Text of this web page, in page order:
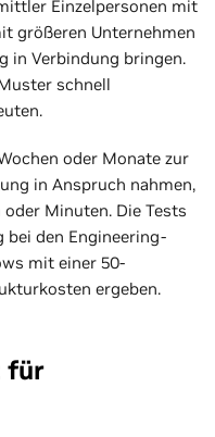
Einzelpersonen mit
größeren Unternehmen
in Verbindung bringen.
schnell
oder Monate zur
in Anspruch nahmen,
Minuten. Die Tests
bei den Engineering-
mit einer 50-
ergeben.
für